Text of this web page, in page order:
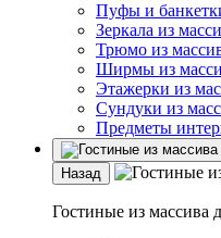
Пуфы и
Зеркала из
Трюмо из
Ширмы из
Этажерки из
Сундуки из
Предметы
Назад
Гостиные из массива